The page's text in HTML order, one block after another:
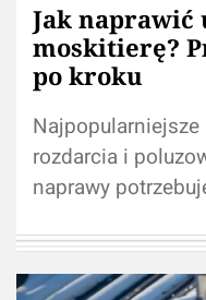
Jak naprawić
moskitierę?
po kroku
rozdarcia i
naprawy
dostosowaną do
Regularna